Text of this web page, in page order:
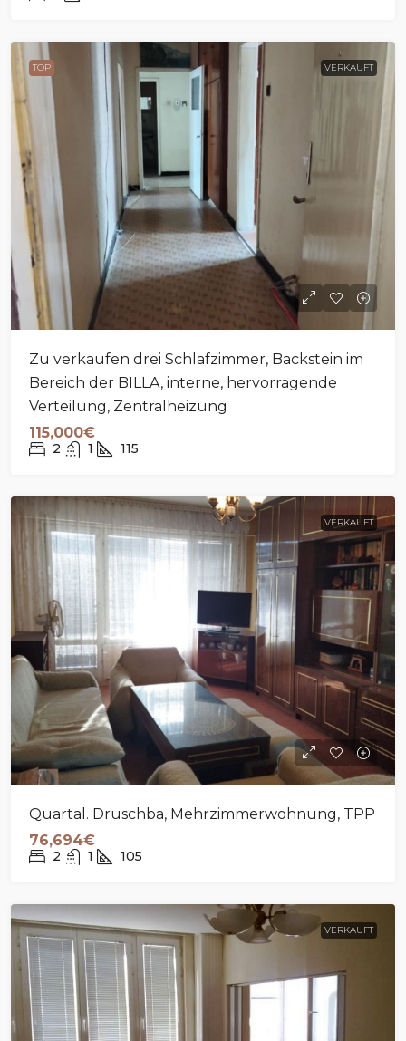
TOP VERKAUFT
Zu verkaufen drei Schlafzimmer, Backstein im
Bereich der BILLA, interne, hervorragende
Verteilung, Zentralheizung
115,000€
2 1 115
VERKAUFT
Quartal. Druschba, Mehrzimmerwohnung, TPP
76,694€
2 1 105
VERKAUFT